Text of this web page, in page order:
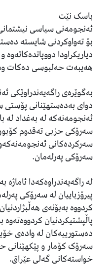
باسک نێت
ئەنجومەنی سیاسی
بۆ تەواوكردنی شایستە
دیاریکراودا
هەیبەت حەلبوسی دەكات
بەگوێرەی
دوای بەدەستهێنانی پۆستی
ئەنجومەنەکە لە بەغداد
سەرۆکی حزبی تەقدوم
سەرکردەكانی
سەرۆکی پەرلەمان.
لە راگەیەندراوەکەدا ئاماژە
پیرۆزباییان لە سەرۆکی
کردووە بەبۆنەی
پاڵپشتیکردنیان
دەستورییەکان لە وادەی
سەرۆک کۆمار و
خواستەکانی گەلی عێراق.